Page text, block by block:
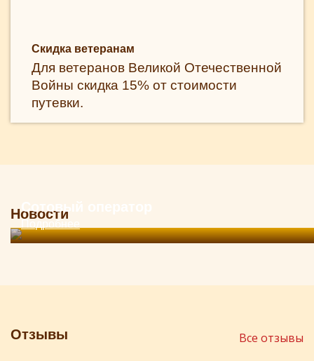
Скидка ветеранам
Для ветеранов Великой Отечественной
Войны скидка 15% от стоимости
путевки.
Новости
Отзывы Все отзывы